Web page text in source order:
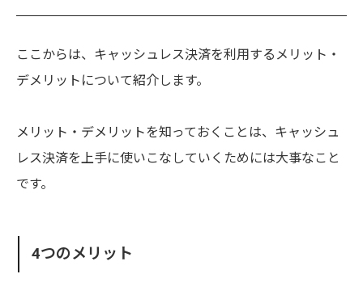
ここからは、キャッシュレス決済を利用するメリット・
デメリットについて紹介します。
メリット・デメリットを知っておくことは、キャッシュ
レス決済を上手に使いこなしていくためには大事なこと
です。
4つのメリット